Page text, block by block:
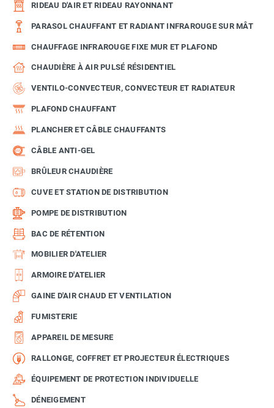
RIDEAU D'AIR ET RIDEAU RAYONNANT
PARASOL CHAUFFANT ET RADIANT INFRAROUGE SUR MÂT
CHAUFFAGE INFRAROUGE FIXE MUR ET PLAFOND
CHAUDIÈRE À AIR PULSÉ RÉSIDENTIEL
VENTILO-CONVECTEUR, CONVECTEUR ET RADIATEUR
PLAFOND CHAUFFANT
PLANCHER ET CÂBLE CHAUFFANTS
CÂBLE ANTI-GEL
BRÛLEUR CHAUDIÈRE
CUVE ET STATION DE DISTRIBUTION
POMPE DE DISTRIBUTION
BAC DE RÉTENTION
MOBILIER D'ATELIER
ARMOIRE D'ATELIER
GAINE D'AIR CHAUD ET VENTILATION
FUMISTERIE
APPAREIL DE MESURE
RALLONGE, COFFRET ET PROJECTEUR ÉLECTRIQUES
ÉQUIPEMENT DE PROTECTION INDIVIDUELLE
DÉNEIGEMENT